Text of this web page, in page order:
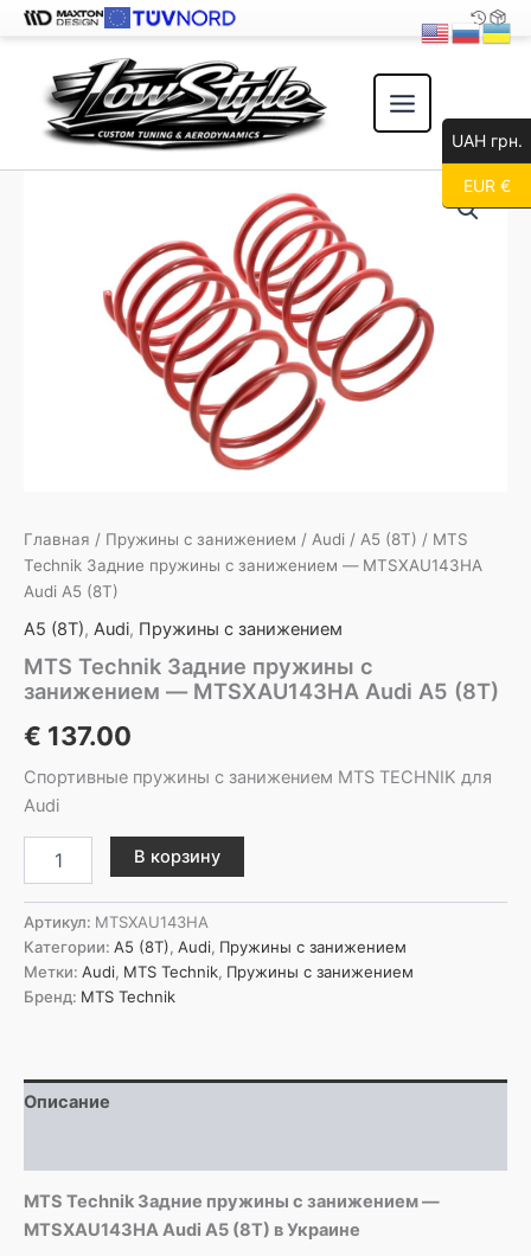
содержимому
Главная / Пружины с занижением / Audi / A5 (8T) / MTS
Technik Задние пружины с занижением — MTSXAU143HA
Audi A5 (8T)
A5 (8T), Audi, Пружины с занижением
MTS Technik Задние пружины с
занижением — MTSXAU143HA Audi A5 (8T)
€ 137.00
Спортивные пружины с занижением MTS TECHNIK для
Audi
товара
Technik
Задние
пружины
с
занижением
Audi
A5
В корзину
Артикул: MTSXAU143HA
Категории: A5 (8T), Audi, Пружины с занижением
Метки: Audi, MTS Technik, Пружины с занижением
Бренд: MTS Technik
Описание
MTS Technik Задние пружины с занижением —
MTSXAU143HA Audi A5 (8T) в Украине
UAH грн.
EUR €